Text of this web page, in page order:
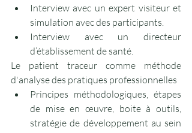
Interview avec un expert visiteur et
simulation avec des participants.
Interview avec un directeur
d’établissement de santé.
Le patient traceur comme méthode
d'analyse des pratiques professionnelles
Principes méthodologiques, étapes
de mise en œuvre, boite à outils,
stratégie de développement au sein